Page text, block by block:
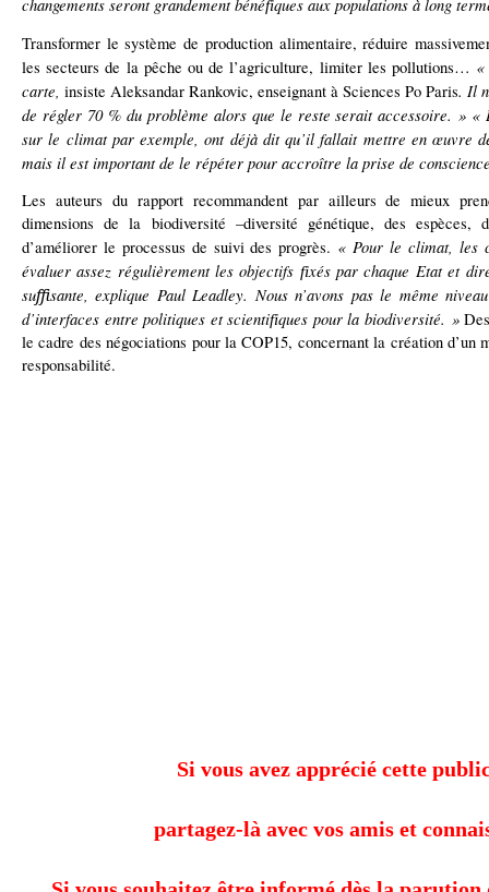
changements seront grandement bénéfiques aux populations à long
Transformer le système de production alimentaire, réduire
les secteurs de la pêche ou de l’agriculture, limiter les pollutions… «
carte, insiste Aleksandar Rankovic, enseignant à Sciences Po Paris. Il
de régler 70 % du problème alors que le reste serait accessoire. » «
sur le climat par exemple, ont déjà dit qu’il fallait mettre en œuvre
mais il est important de le répéter pour accroître la prise de
Les auteurs du rapport recommandent par ailleurs de mieux
dimensions de la biodiversité –diversité génétique, des espèces,
d’améliorer le processus de suivi des progrès. « Pour le climat, les
évaluer assez régulièrement les objectifs fixés par chaque Etat et
suﬃsante, explique Paul Leadley. Nous n’avons pas le même
d’interfaces entre politiques et scientifiques pour la biodiversité. »
le cadre des négociations pour la COP15, concernant la création d’un
responsabilité.
Si vous avez apprécié cette
partagez-là avec vos amis et